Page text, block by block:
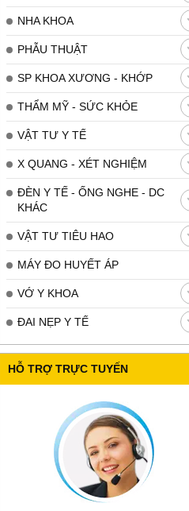
NHA KHOA
PHẪU THUẬT
SP KHOA XƯƠNG - KHỚP
THẨM MỸ - SỨC KHỎE
VẬT TƯ Y TẾ
X QUANG - XÉT NGHIỆM
ĐÈN Y TẾ - ỐNG NGHE - DC
KHÁC
VẬT TƯ TIÊU HAO
MÁY ĐO HUYẾT ÁP
VỚ Y KHOA
ĐAI NẸP Y TẾ
HỖ TRỢ TRỰC TUYẾN